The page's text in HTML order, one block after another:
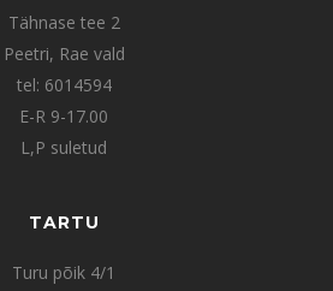
Tähnase tee 2
Peetri, Rae vald
tel: 6014594
E-R 9-17.00
L,P suletud
TARTU
Turu põik 4/1